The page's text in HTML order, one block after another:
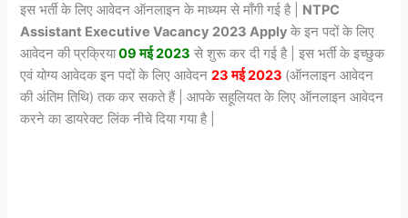
इस भर्ती के लिए आवेदन ऑनलाइन के माध्यम से माँगी गई है | NTPC
Assistant ExecutiveVacancy 2023 Applyके इन पदों के लिए
आवेदन की प्रक्रिया09 मई 2023 से शुरू कर दी गई है | इस भर्ती के इच्छुक
एवं योग्य आवेदक इन पदों के लिए आवेदन23 मई 2023 (ऑनलाइन आवेदन
की अंतिम तिथि) तक कर सकते हैं | आपके सहूलियत के लिए ऑनलाइन आवेदन
करने का डायरेक्ट लिंक नीचे दिया गया है |